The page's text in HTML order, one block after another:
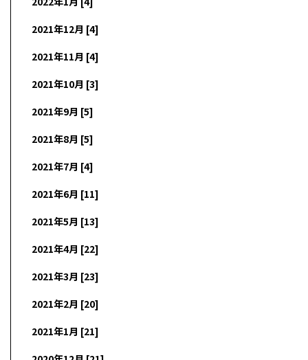
2021年12月 [4]
2021年11月 [4]
2021年10月 [3]
2021年9月 [5]
2021年8月 [5]
2021年7月 [4]
2021年6月 [11]
2021年5月 [13]
2021年4月 [22]
2021年3月 [23]
2021年2月 [20]
2021年1月 [21]